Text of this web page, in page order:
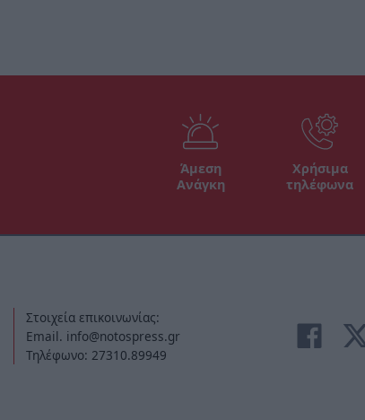
Άμεση
Ανάγκη
Χρήσιμα
τηλέφωνα
Στοιχεία επικοινωνίας:
Email. info@notospress.gr
Τηλέφωνο: 27310.89949